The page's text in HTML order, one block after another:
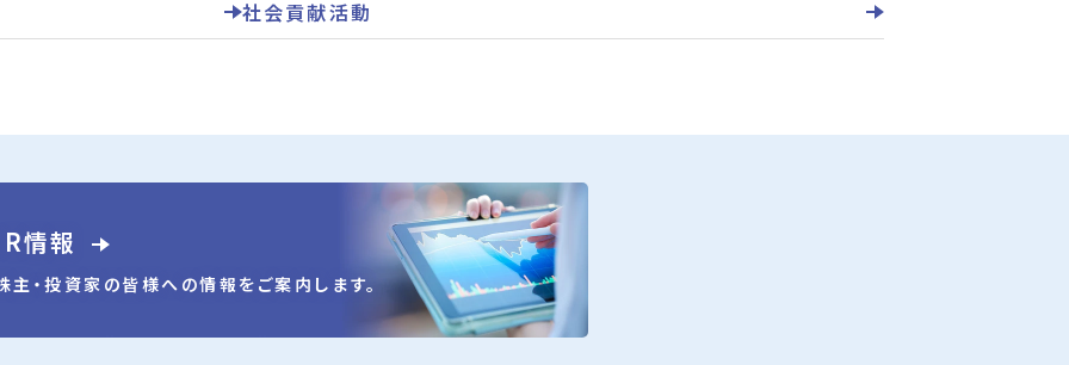
社会貢献活動
情報
主・投資家の皆様への情報をご案内します。